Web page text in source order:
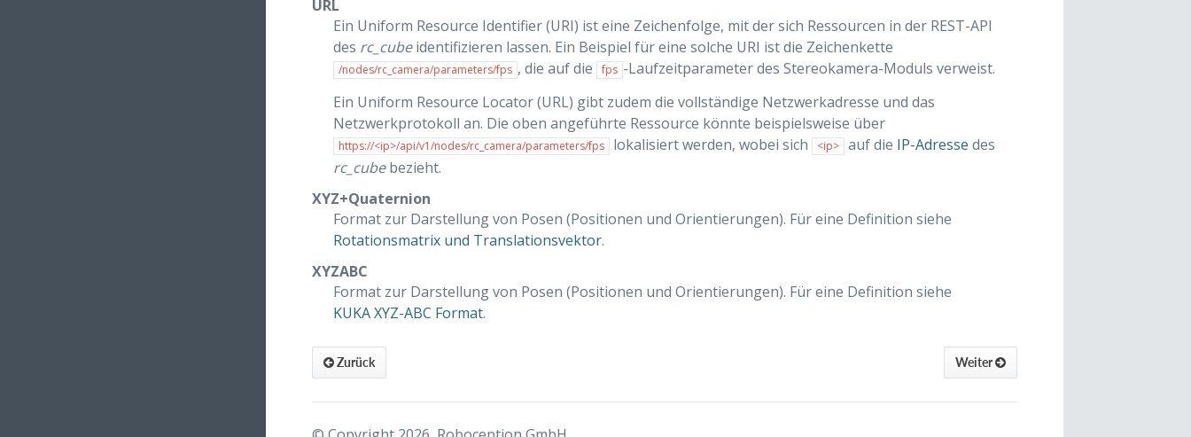
URL
Ein Uniform Resource Identifier (URI) ist eine Zeichenfolge, mit der sich Ressourcen in der REST-API
des rc_cubeidentifizieren lassen. Ein Beispiel für eine solche URI ist die Zeichenkette
/nodes/rc_camera/parameters/fps , die auf die fps -Laufzeitparameter des Stereokamera-Moduls verweist.
Ein Uniform Resource Locator (URL) gibt zudem die vollständige Netzwerkadresse und das
Netzwerkprotokoll an. Die oben angeführte Ressource könnte beispielsweise über
https://<ip>/api/v1/nodes/rc_camera/parameters/fps lokalisiert werden, wobei sich <ip> auf die IP-Adresse des
rc_cubebezieht.
XYZ+Quaternion
Format zur Darstellung von Posen (Positionen und Orientierungen). Für eine Definition siehe
Rotationsmatrix und Translationsvektor.
XYZABC
Format zur Darstellung von Posen (Positionen und Orientierungen). Für eine Definition siehe
KUKA XYZ-ABC Format.
Weiter
Zurück